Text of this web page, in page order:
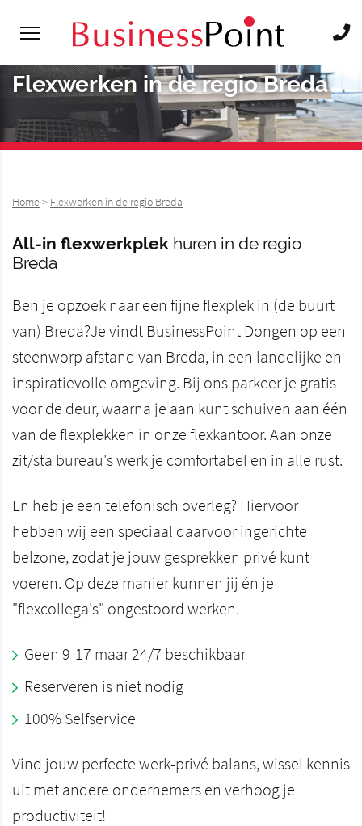
Flexwerken in de regio Breda
Home> Flexwerken in de regio Breda
All-in flexwerkplek huren in de regio
Breda
Ben je opzoek naar een fijne flexplek in (de buurt
van) Breda?Je vindt BusinessPoint Dongen op een
steenworp afstand van Breda, in een landelijke en
inspiratievolle omgeving. Bij ons parkeer je gratis
voor de deur, waarna je aan kunt schuiven aan één
van de flexplekken in onze flexkantoor. Aan onze
zit/sta bureau's werk je comfortabel en in alle rust.
En heb je een telefonisch overleg? Hiervoor
hebben wij een speciaal daarvoor ingerichte
belzone, zodat je jouw gesprekken privé kunt
voeren. Op deze manier kunnen jij én je
"flexcollega's" ongestoord werken.
Geen 9-17 maar 24/7 beschikbaar
Reserveren is niet nodig
100% Selfservice
Vind jouw perfecte werk-privé balans, wissel kennis
uit met andere ondernemers en verhoog je
productiviteit!